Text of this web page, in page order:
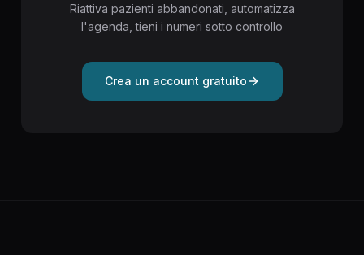
Riattiva pazienti abbandonati, automatizza
l'agenda, tieni i numeri sotto controllo
Crea un account gratuito